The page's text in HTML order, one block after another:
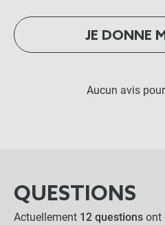
JE DONNE
Aucun avis
QUESTIONS
Actuellement 12 questions ont